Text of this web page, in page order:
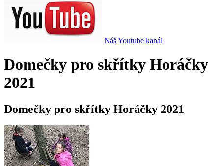
Náš Youtube kanál
Domečky pro skřítky Horáčky
2021
Domečky pro skřítky Horáčky 2021